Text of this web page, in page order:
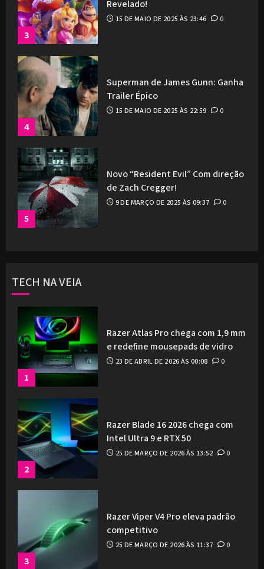
3
Revelado!
15 DE MAIO DE 2025 ÀS 23:46 0
4
Superman de James Gunn: Ganha
Trailer Épico
15 DE MAIO DE 2025 ÀS 22:59 0
5
Novo “Resident Evil” Com direção
de Zach Cregger!
9 DE MARÇO DE 2025 ÀS 09:37 0
TECH NA VEIA
1
Razer Atlas Pro chega com 1,9 mm
e redefine mousepads de vidro
23 DE ABRIL DE 2026 ÀS 00:08 0
2
Razer Blade 16 2026 chega com
Intel Ultra 9 e RTX 50
25 DE MARÇO DE 2026 ÀS 13:52 0
3
Razer Viper V4 Pro eleva padrão
competitivo
25 DE MARÇO DE 2026 ÀS 11:37 0